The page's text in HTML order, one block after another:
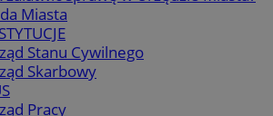
Miasta
Stanu Cywilnego
Skarbowy
Pracy